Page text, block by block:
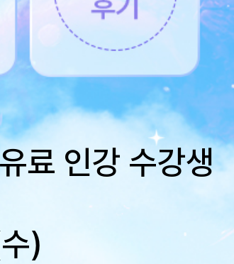
료 인강 수강생
)